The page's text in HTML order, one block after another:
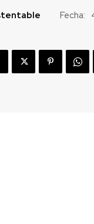
Fecha: